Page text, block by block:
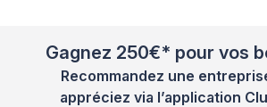
Gagnez 250€* pour vos
Recommandez une
appréciez via l’application